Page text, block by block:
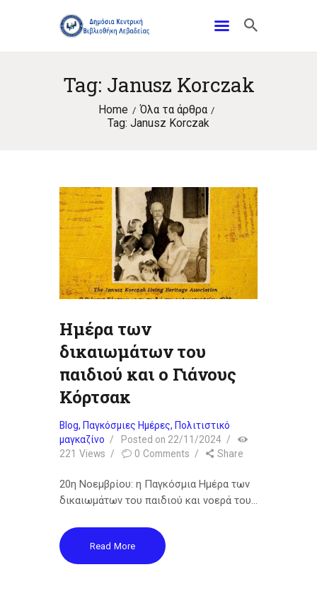
Tag: Janusz Korczak
Home
Όλα τα άρθρα
Tag: Janusz Korczak
Ημέρα των
δικαιωμάτων του
παιδιού και ο Γιάνους
Κόρτσακ
Blog, Παγκόσμιες Ημέρες, Πολιτιστικό
μαγκαζίνο
Posted on 22/11/2024
221 Views 0 Comments Share
20η Νοεμβρίου: η Παγκόσμια Ημέρα των
δικαιωμάτων του παιδιού και νοερά του…
Read More